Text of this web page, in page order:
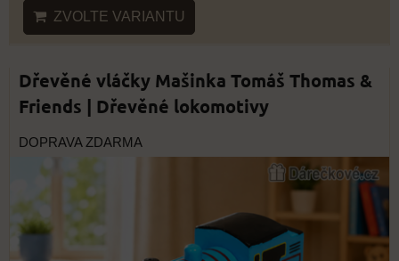
ZVOLTE VARIANTU
Dřevěné vláčky Mašinka Tomáš Thomas &
Friends | Dřevěné lokomotivy
DOPRAVA ZDARMA